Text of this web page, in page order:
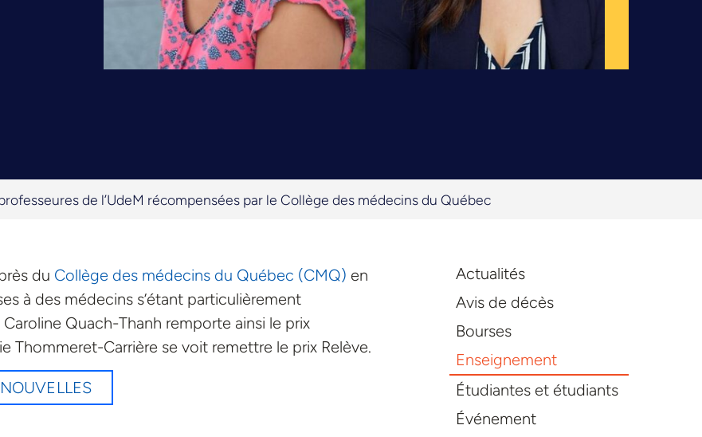
de l’UdeM récompensées par le Collège des médecins du Québec
du Collège des médecins du Québec (CMQ) en
à des médecins s’étant particulièrement
Caroline Quach-Thanh remporte ainsi le prix
Thommeret-Carrière se voit remettre le prix Relève.
Actualités
Avis de décès
Bourses
Enseignement
Étudiantes et étudiants
Événement